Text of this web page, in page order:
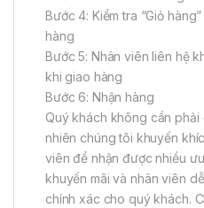
Bước 4: Kiểm tra “Giỏ
hàng
Bước 5: Nhân viên liên hệ
khi giao hàng
Bước 6: Nhận hàng
Quý khách không cần
nhiên chúng tôi khuyến
viên để nhận được nhiều
khuyến mãi và nhân viên
chính xác cho quý khách.